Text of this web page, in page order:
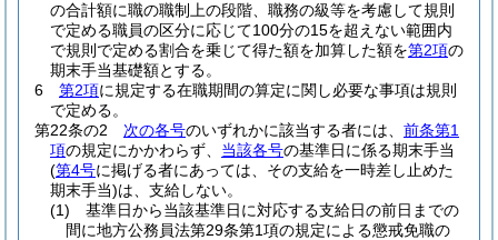
の合計額に職の職制上の段階、職務の級等を考慮して規則
で定める職員の区分に応じて100分の15を超えない範囲内
で規則で定める割合を乗じて得た額を加算した額を第2項の
期末手当基礎額とする。
6
第2項に規定する在職期間の算定に関し必要な事項は規則
で定める。
第22条の2
次の各号のいずれかに該当する者には、 前条第1
項の規定にかかわらず、 当該各号の基準日に係る期末手当
(第4号に掲げる者にあっては、その支給を一時差し止めた
期末手当)は、支給しない。
(1)
基準日から当該基準日に対応する支給日の前日までの
間に地方公務員法第29条第1項の規定による懲戒免職の